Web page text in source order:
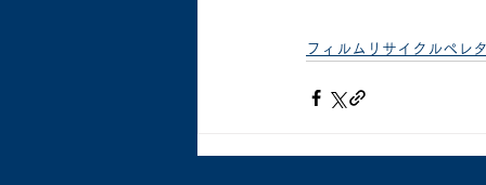
フィルムリサイクルペレ